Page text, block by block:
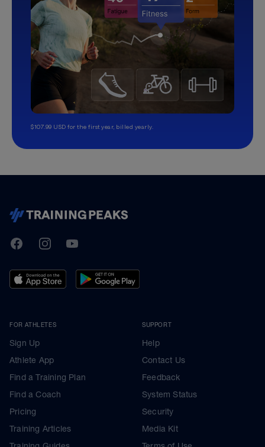
$107.99 USD for the first year, billed yearly.
TrainingPeaks
FacebookInstagramYoutube
FOR ATHLETES
Sign Up
Athlete App
Find a Training Plan
Find a Coach
Pricing
Training Articles
SUPPORT
Help
Contact Us
Feedback
System Status
Security
Media Kit